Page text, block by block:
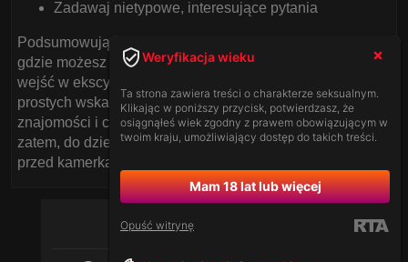
Zadawaj nietypowe, interesujące pytania
Podsumowując, włoski czat dla dorosłych to miejsce,
gdzie możesz poznać nowych, interesujących ludzi i
wejść w ekscytujące rozmowy. Zastosowanie tych
prostych wskazówek pomoże ci skutecznie nawiązać
znajomości i czerpać radość z internetowej komunikacji. A
zatem, do dzieła – odwiedź nasz polski czat z modelkami
przed kamerką i zacznij swoją przygodę już dziś!
Weryfikacja wieku
Ta strona zawiera treści o charakterze seksualnym.
Klikając w poniższy przycisk, potwierdzasz, że
osiągnąłeś wiek zgodny z prawem obowiązującym w
twoim kraju, umożliwiający dostęp do takich treści.
Mam 18 lat lub więcej
Opuść witrynę